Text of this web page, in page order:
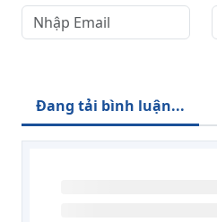
Đang tải bình luận...